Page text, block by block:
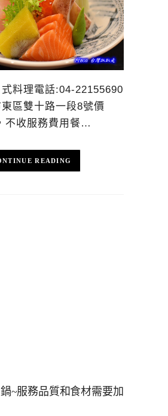
料理電話:04-22155690
區雙十路一段8號價
不收服務費用餐…
READING
~服務品質和食材需要加